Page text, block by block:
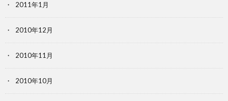
2011年1月
2010年12月
2010年11月
2010年10月